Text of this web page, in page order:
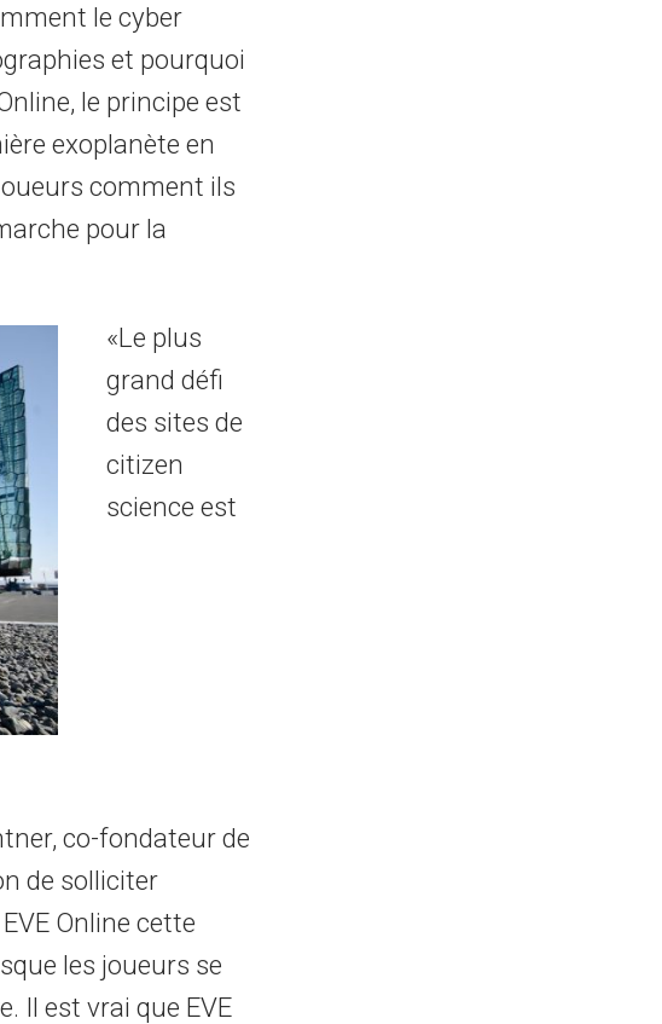
le cyber
et pourquoi
le principe est
exoplanète en
comment ils
pour la
«Le plus
grand défi
des sites de
citizen
science est
co-fondateur de
de solliciter
Online cette
les joueurs se
Il est vrai que EVE